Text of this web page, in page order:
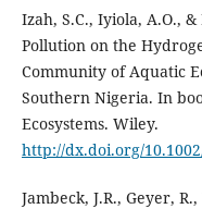
Izah, S.C., Iyiola, A.O.,
Pollution on the
Community of Aquatic
Southern Nigeria. In
Ecosystems. Wiley.
http://dx.doi.org/
Jambeck, J.R., Geyer,